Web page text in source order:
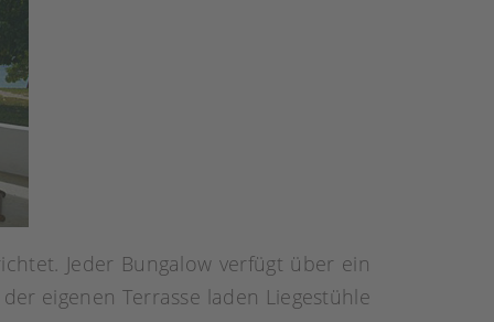
Jeder Bungalow verfügt über ein
eigenen Terrasse laden Liegestühle